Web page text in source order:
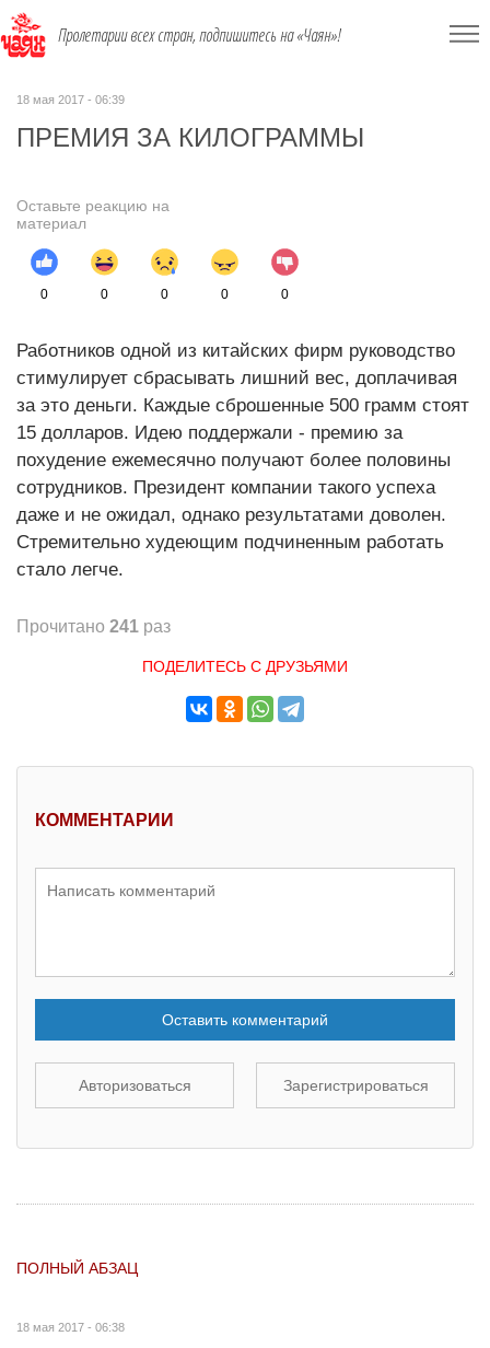
Пролетарии всех стран, подпишитесь на «Чаян»!
18 мая 2017 - 06:39
ПРЕМИЯ ЗА КИЛОГРАММЫ
Оставьте реакцию на
материал
0 0 0 0 0
Работников одной из китайских фирм руководство
стимулирует сбрасывать лишний вес, доплачивая
за это деньги. Каждые сброшенные 500 грамм стоят
15 долларов. Идею поддержали - премию за
похудение ежемесячно получают более половины
сотрудников. Президент компании такого успеха
даже и не ожидал, однако результатами доволен.
Стремительно худеющим подчиненным работать
стало легче.
Прочитано 241 раз
ПОДЕЛИТЕСЬ С ДРУЗЬЯМИ
КОММЕНТАРИИ
Оставить комментарий
Авторизоваться Зарегистрироваться
ПОЛНЫЙ АБЗАЦ
18 мая 2017 - 06:38